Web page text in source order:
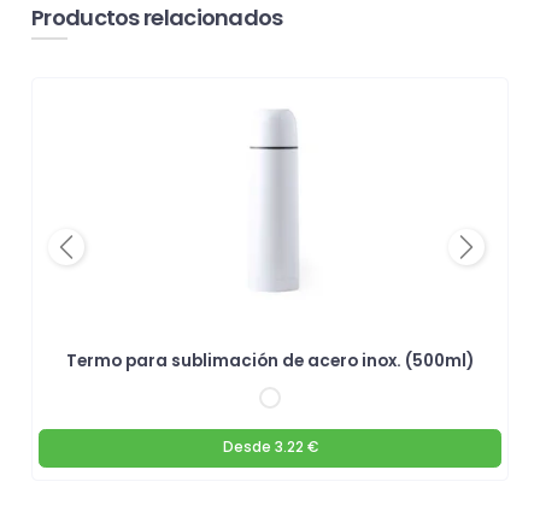
Productos relacionados
Termo para sublimación de acero inox. (500ml)
Desde 3.22 €
Previous Next